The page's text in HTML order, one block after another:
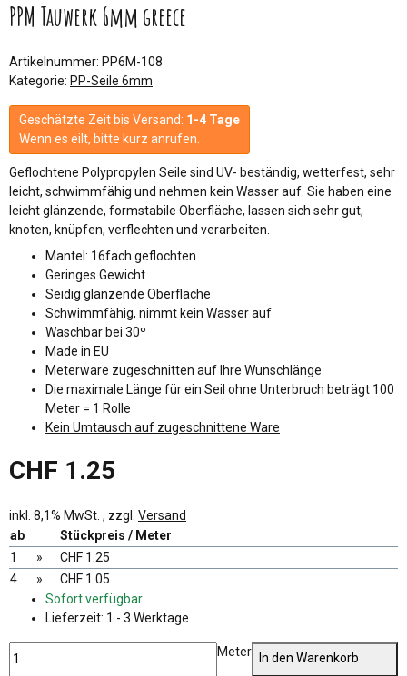
PPM Tauwerk 6mm greece
Artikelnummer: PP6M-108
Kategorie: PP-Seile 6mm
Geschätzte Zeit bis Versand: 1-4 Tage
Wenn es eilt, bitte kurz anrufen.
Geflochtene Polypropylen Seile sind UV- beständig, wetterfest, sehr
leicht, schwimmfähig und nehmen kein Wasser auf. Sie haben eine
leicht glänzende, formstabile Oberfläche, lassen sich sehr gut,
knoten, knüpfen, verflechten und verarbeiten.
Mantel: 16fach geflochten
Geringes Gewicht
Seidig glänzende Oberfläche
Schwimmfähig, nimmt kein Wasser auf
Waschbar bei 30º
Made in EU
Meterware zugeschnitten auf Ihre Wunschlänge
Die maximale Länge für ein Seil ohne Unterbruch beträgt 100
Meter = 1 Rolle
Kein Umtausch auf zugeschnittene Ware
CHF 1.25
inkl. 8,1% MwSt. , zzgl. Versand
ab
Stückpreis / Meter
1
»
CHF 1.25
4
»
CHF 1.05
Sofort verfügbar
Lieferzeit: 1 - 3 Werktage
Meter
In den Warenkorb